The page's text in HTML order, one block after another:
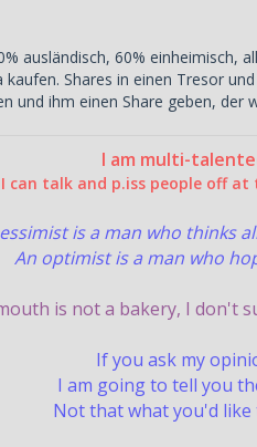
ausländisch, 60%
Shares in einen Tresor
und ihm einen Share geben, der
I am multi-
I can talk and p.iss people off at
is a man who thinks
An optimist is a man who
is not a bakery, I don't
If you ask my
I am going to tell you
Not that what you'd like